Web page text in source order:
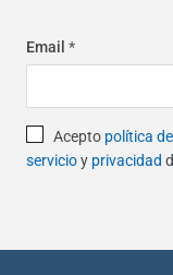
Email *
Acepto política
servicioy privacidad